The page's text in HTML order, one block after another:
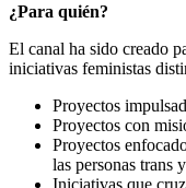
¿Para quién?
El canal ha sido creado
iniciativas feministas
Proyectos
Proyectos con
Proyectos
las personas trans
Iniciativas que